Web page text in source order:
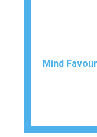
Mind